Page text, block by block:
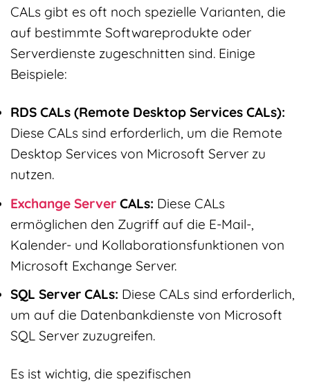
CALs gibt es oft noch spezielle Varianten, die
auf bestimmte Softwareprodukte oder
Serverdienste zugeschnitten sind. Einige
Beispiele:
RDS CALs (Remote Desktop Services CALs):
Diese CALs sind erforderlich, um die Remote
Desktop Services von Microsoft Server zu
nutzen.
Exchange Server CALs: Diese CALs
ermöglichen den Zugriff auf die E-Mail-,
Kalender- und Kollaborationsfunktionen von
Microsoft Exchange Server.
SQL Server CALs: Diese CALs sind erforderlich,
um auf die Datenbankdienste von Microsoft
SQL Server zuzugreifen.
Es ist wichtig, die spezifischen